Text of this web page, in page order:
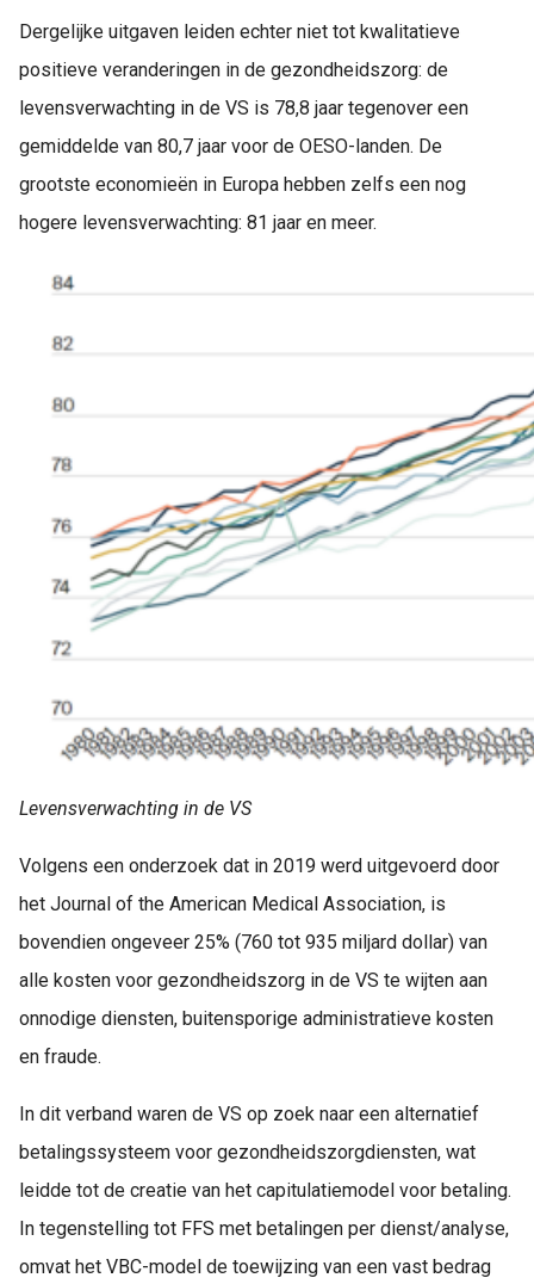
Dergelijke uitgaven leiden echter niet tot kwalitatieve
positieve veranderingen in de gezondheidszorg: de
levensverwachting in de VS is 78,8 jaar tegenover een
gemiddelde van 80,7 jaar voor de OESO-landen. De
grootste economieën in Europa hebben zelfs een nog
hogere levensverwachting: 81 jaar en meer.
Levensverwachting in de VS
Volgens een onderzoek dat in 2019 werd uitgevoerd door
het Journal of the American Medical Association, is
bovendien ongeveer 25% (760 tot 935 miljard dollar) van
alle kosten voor gezondheidszorg in de VS te wijten aan
onnodige diensten, buitensporige administratieve kosten
en fraude.
In dit verband waren de VS op zoek naar een alternatief
betalingssysteem voor gezondheidszorgdiensten, wat
leidde tot de creatie van het capitulatiemodel voor betaling.
In tegenstelling tot FFS met betalingen per dienst/analyse,
omvat het VBC-model de toewijzing van een vast bedrag